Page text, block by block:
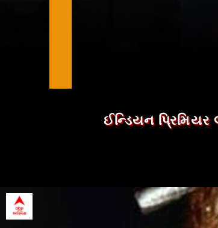
ઈન્ડિયન